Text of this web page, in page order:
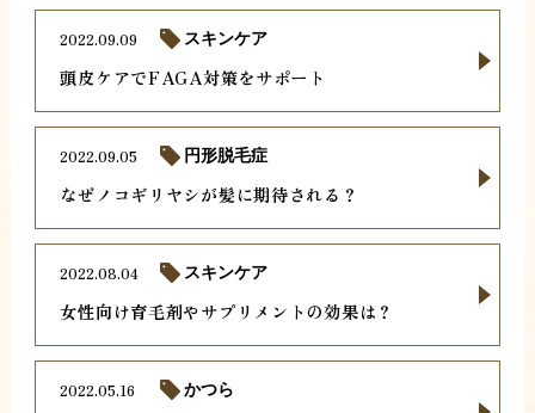
頭皮ケアでFAGA対策をサポート
2022.09.09 スキンケア
なぜノコギリヤシが髪に期待される？
2022.09.05 円形脱毛症
女性向け育毛剤やサプリメントの効果は？
2022.08.04 スキンケア
2022.05.16 かつら